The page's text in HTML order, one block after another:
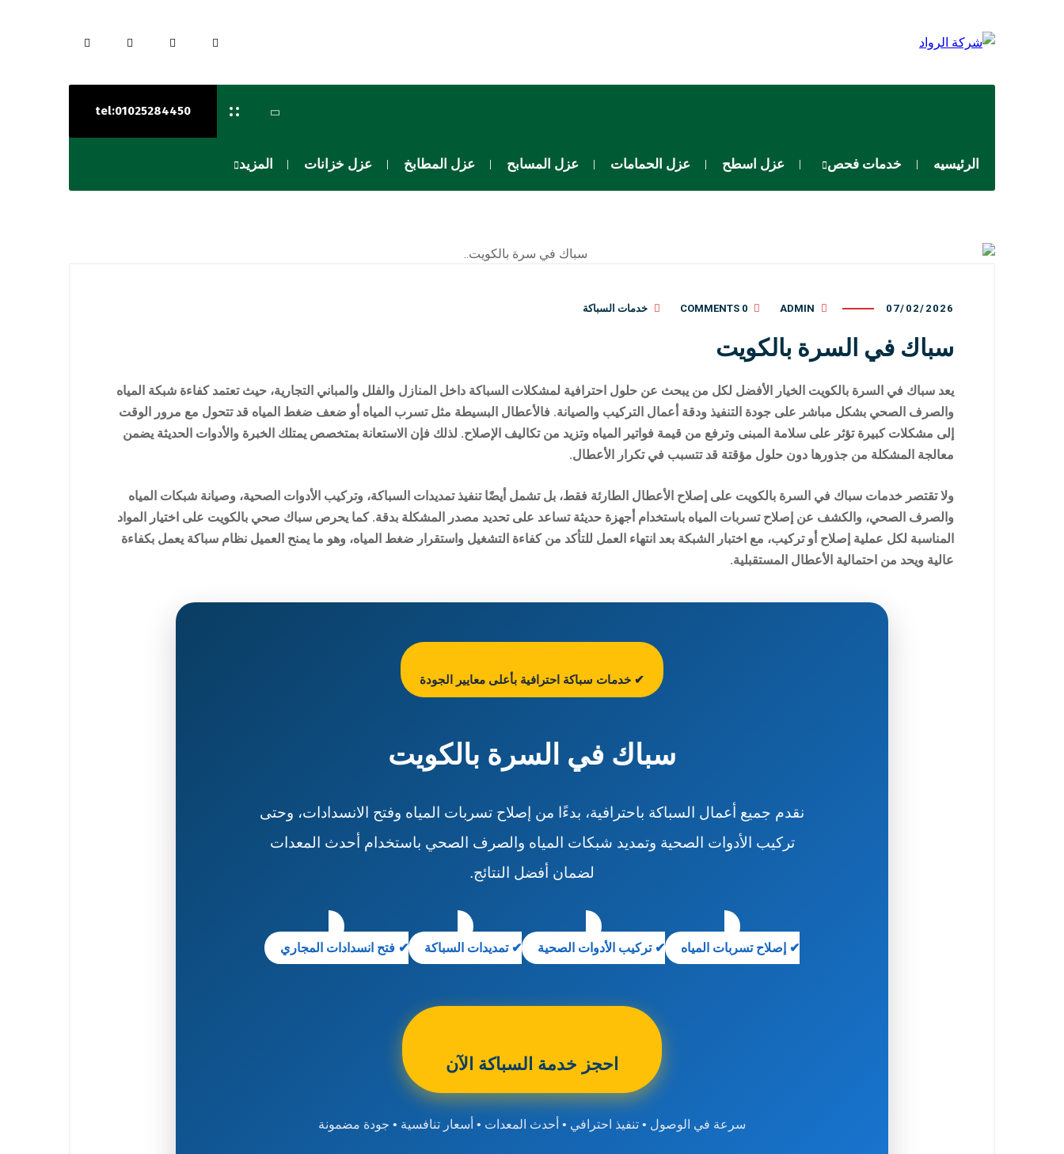
tel:01025284450
الرئيسيه خدمات فحص عزل اسطح عزل الحمامات عزل المسابح عزل المطابخ عزل خزانات المزيد
07/02/2026
ADMIN
0 COMMENTS خدمات السباكة
سباك في السرة بالكويت
يعد سباك في السرة بالكويت الخيار الأفضل لكل من يبحث عن حلول احترافية لمشكلات السباكة داخل المنازل والفلل والمباني التجارية، حيث تعتمد كفاءة شبكة المياه
والصرف الصحي بشكل مباشر على جودة التنفيذ ودقة أعمال التركيب والصيانة. فالأعطال البسيطة مثل تسرب المياه أو ضعف ضغط المياه قد تتحول مع مرور الوقت
إلى مشكلات كبيرة تؤثر على سلامة المبنى وترفع من قيمة فواتير المياه وتزيد من تكاليف الإصلاح. لذلك فإن الاستعانة بمتخصص يمتلك الخبرة والأدوات الحديثة يضمن
معالجة المشكلة من جذورها دون حلول مؤقتة قد تتسبب في تكرار الأعطال.
ولا تقتصر خدمات سباك في السرة بالكويت على إصلاح الأعطال الطارئة فقط، بل تشمل أيضًا تنفيذ تمديدات السباكة، وتركيب الأدوات الصحية، وصيانة شبكات المياه
والصرف الصحي، والكشف عن إصلاح تسربات المياه باستخدام أجهزة حديثة تساعد على تحديد مصدر المشكلة بدقة. كما يحرص سباك صحي بالكويت على اختيار المواد
المناسبة لكل عملية إصلاح أو تركيب، مع اختبار الشبكة بعد انتهاء العمل للتأكد من كفاءة التشغيل واستقرار ضغط المياه، وهو ما يمنح العميل نظام سباكة يعمل بكفاءة
عالية ويحد من احتمالية الأعطال المستقبلية.
✔ خدمات سباكة احترافية بأعلى معايير الجودة
سباك في السرة بالكويت
نقدم جميع أعمال السباكة باحترافية، بدءًا من إصلاح تسربات المياه وفتح الانسدادات، وحتى
تركيب الأدوات الصحية وتمديد شبكات المياه والصرف الصحي باستخدام أحدث المعدات
لضمان أفضل النتائج.
✔ إصلاح تسربات المياه ✔ تركيب الأدوات الصحية ✔ تمديدات السباكة ✔ فتح انسدادات المجاري
احجز خدمة السباكة الآن
سرعة في الوصول • تنفيذ احترافي • أحدث المعدات • أسعار تنافسية • جودة مضمونة